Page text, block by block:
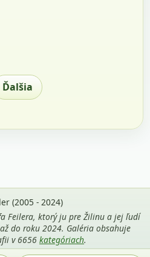
Ďalšia
(2005 - 2024)
Feilera, ktorý ju pre Žilinu a jej ľudí
do roku 2024. Galéria obsahuje
v 6656 kategóriach.